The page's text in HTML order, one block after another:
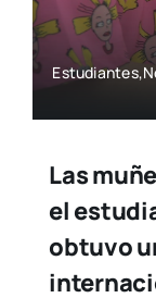
Las
el
obtuvo